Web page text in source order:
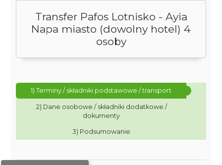
Transfer Pafos Lotnisko - Ayia
Napa miasto (dowolny hotel) 4
osoby
1) Terminy / składniki podstawowe / transport
2) Dane osobowe / składniki dodatkowe /
dokumenty
3) Podsumowanie